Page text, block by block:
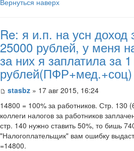
Re: я и.п. на усн доход
25000 рублей, у меня
за них я заплатила за
рублей(ПФР+мед.+соц)
stasbz » 17 авг 2015, 16:24
14800 = 100% за работников. Стр. 130
коллеги налогов за работников
стр. 140 нужно ставить 50%, то бишь
"Налогоплательщик" вам ошибку
=14800.